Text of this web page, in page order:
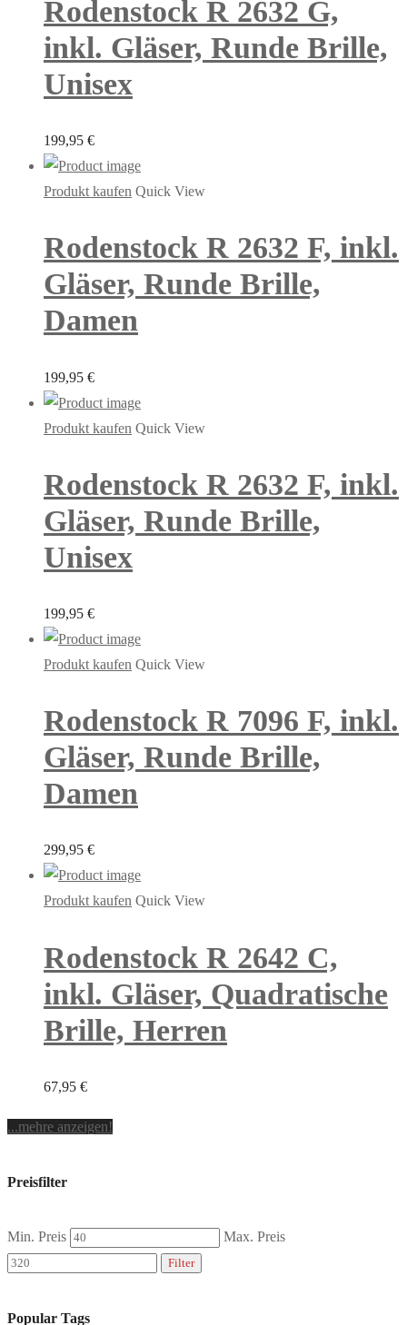
Rodenstock R 2632 G,
inkl. Gläser, Runde Brille,
Unisex
199,95 €
Produkt kaufen Quick View
Rodenstock R 2632 F, inkl.
Gläser, Runde Brille,
Damen
199,95 €
Produkt kaufen Quick View
Rodenstock R 2632 F, inkl.
Gläser, Runde Brille,
Unisex
199,95 €
Produkt kaufen Quick View
Rodenstock R 7096 F, inkl.
Gläser, Runde Brille,
Damen
299,95 €
Produkt kaufen Quick View
Rodenstock R 2642 C,
inkl. Gläser, Quadratische
Brille, Herren
67,95 €
...mehre anzeigen!
Preisfilter
Min. Preis Max. Preis
Filter
Popular Tags